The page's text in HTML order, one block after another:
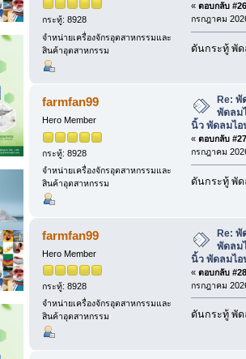
กระทู้: 8928
จำหน่ายเครื่องจักรอุตสาหกรรมและ
สินค้าอุตสาหกรรม
« ตอบกลับ
กรกฎาคม
ดันกระทู้ พั
farmfan99
Hero Member
กระทู้: 8928
จำหน่ายเครื่องจักรอุตสาหกรรมและ
สินค้าอุตสาหกรรม
Re:
พัดลม
นิ้ว พัดลมไ
« ตอบกลับ
กรกฎาคม
ดันกระทู้ พั
farmfan99
Hero Member
กระทู้: 8928
จำหน่ายเครื่องจักรอุตสาหกรรมและ
สินค้าอุตสาหกรรม
Re: พั
พัดลม
นิ้ว พัดลมไ
« ตอบกลับ
กรกฎาคม
ดันกระทู้ พั